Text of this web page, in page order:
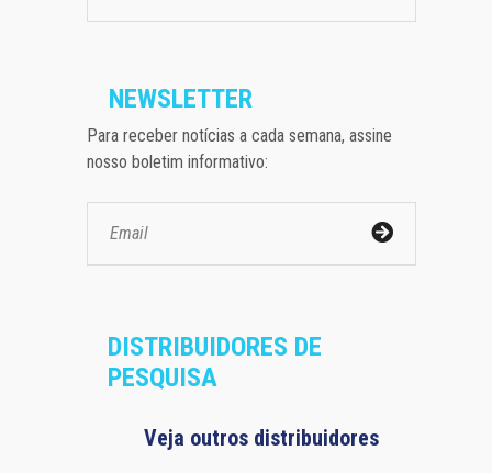
NEWSLETTER
Para receber notícias a cada semana, assine
nosso boletim informativo:
DISTRIBUIDORES DE
PESQUISA
Veja outros distribuidores